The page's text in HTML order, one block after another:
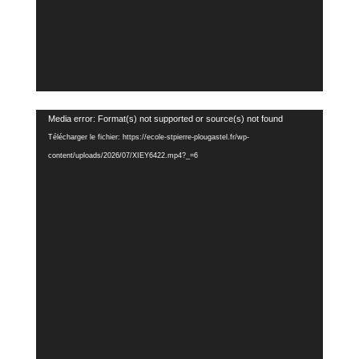
Lecteur
vidéo
Media error: Format(s) not supported or source(s) not found
Télécharger le fichier: https://ecole-stpierre-plougastel.fr/wp-
content/uploads/2026/07/XIEY6422.mp4?_=6